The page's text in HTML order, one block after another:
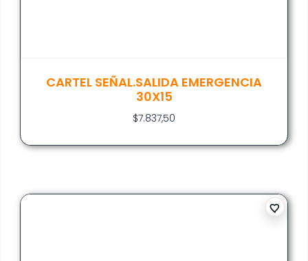
CARTEL SEÑAL.SALIDA EMERGENCIA
30X15
$7.837,50